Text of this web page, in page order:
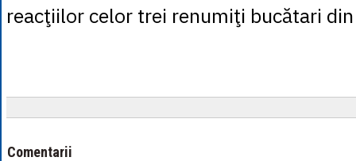
reacţiilor celor trei renumiţi bucătari
Comentarii